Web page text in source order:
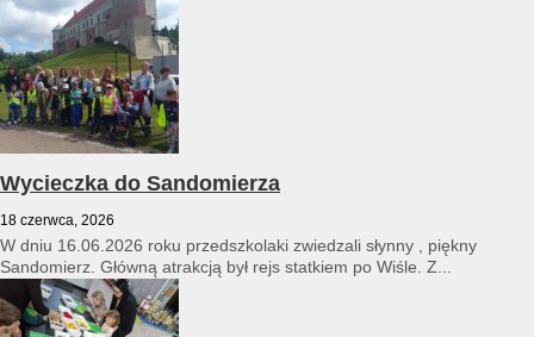
Wycieczka do Sandomierza
18 czerwca, 2026
W dniu 16.06.2026 roku przedszkolaki zwiedzali słynny , piękny
Sandomierz. Główną atrakcją był rejs statkiem po Wiśle. Z...